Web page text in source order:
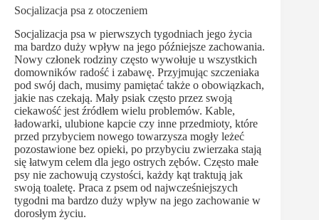
Socjalizacja psa z otoczeniem
Socjalizacja psa w pierwszych tygodniach jego życia
ma bardzo duży wpływ na jego późniejsze zachowania.
Nowy członek rodziny często wywołuje u wszystkich
domowników radość i zabawę. Przyjmując szczeniaka
pod swój dach, musimy pamiętać także o obowiązkach,
jakie nas czekają. Mały psiak często przez swoją
ciekawość jest źródłem wielu problemów. Kable,
ładowarki, ulubione kapcie czy inne przedmioty, które
przed przybyciem nowego towarzysza mogły leżeć
pozostawione bez opieki, po przybyciu zwierzaka stają
się łatwym celem dla jego ostrych zębów. Często małe
psy nie zachowują czystości, każdy kąt traktują jak
swoją toaletę. Praca z psem od najwcześniejszych
tygodni ma bardzo duży wpływ na jego zachowanie w
dorosłym życiu.